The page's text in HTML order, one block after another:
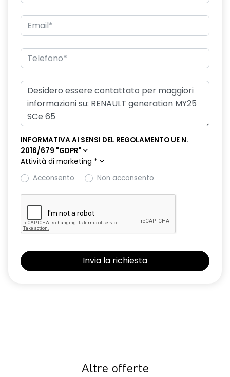
INFORMATIVA AI SENSI DEL REGOLAMENTO UE N.
2016/679 "GDPR"
Attività di marketing *
Acconsento
Non acconsento
Altre offerte